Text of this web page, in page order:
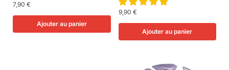
7,90 €
Ajouter au panier
9,90 €
Ajouter au panier